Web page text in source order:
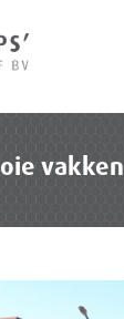
vakken